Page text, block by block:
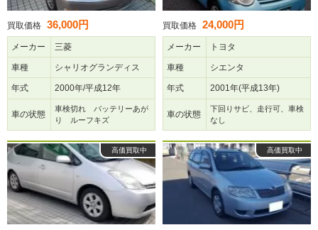
買取価格 36,000円
メーカー 三菱
車種 シャリオグランディス
年式 2000年/平成12年
車の状態
車検切れ バッテリーあが
り ルーフキズ
買取価格 24,000円
メーカー トヨタ
車種 シエンタ
年式 2001年(平成13年)
車の状態
下回りサビ、走行可、車検
なし
高価買取中 高価買取中